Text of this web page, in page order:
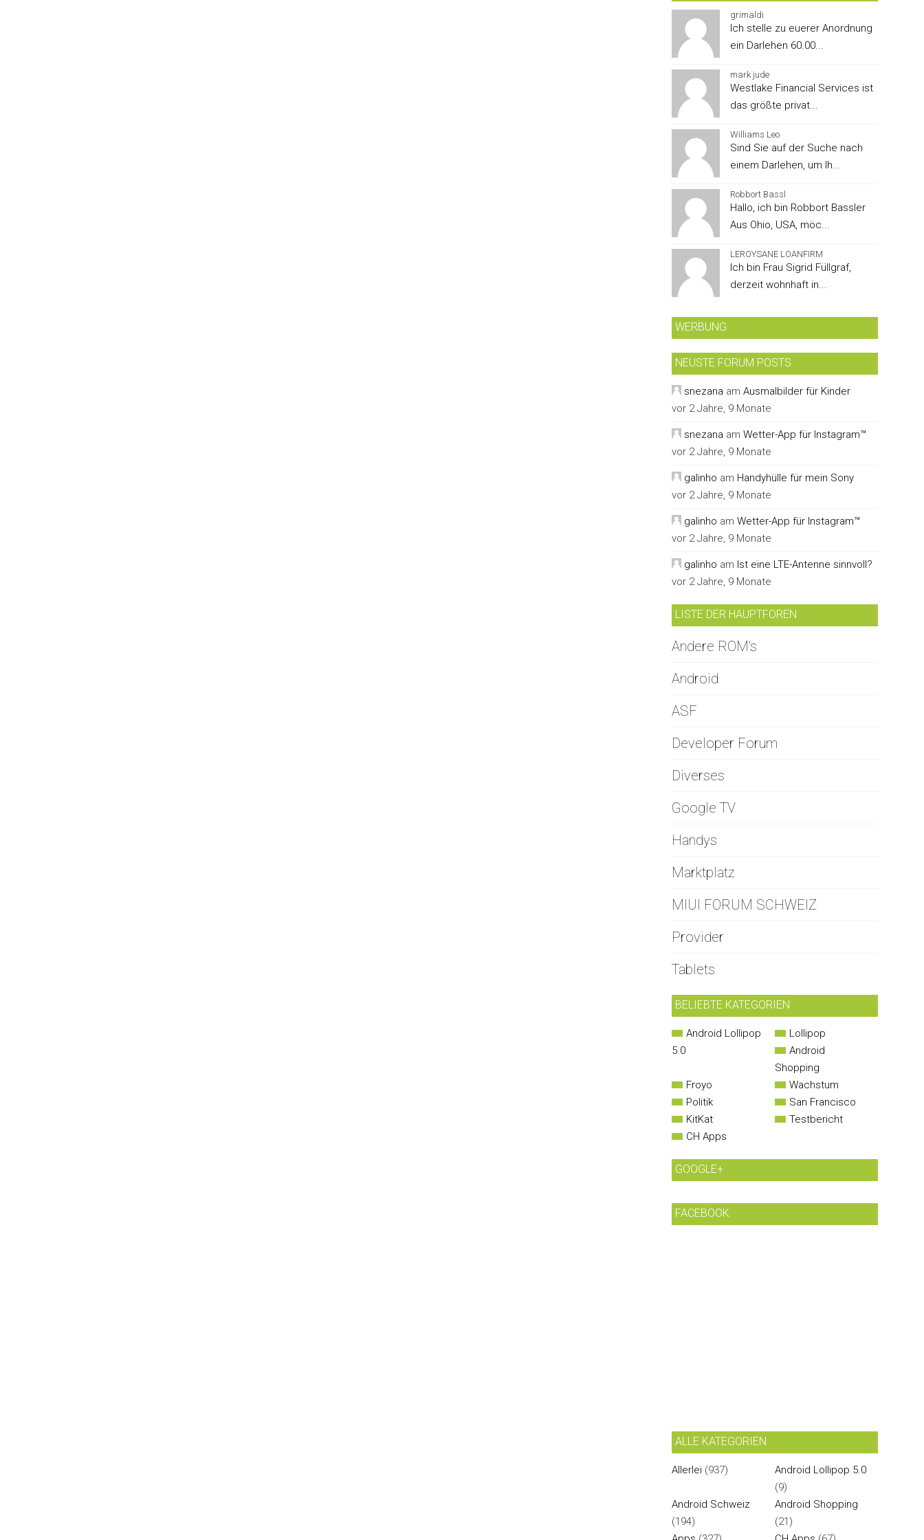
grimaldi
Ich stelle zu euerer Anordnung
ein Darlehen 60.00...
mark jude
Westlake Financial Services ist
das größte privat...
Williams Leo
Sind Sie auf der Suche nach
einem Darlehen, um Ih...
Robbort Bassl
Hallo, ich bin Robbort Bassler
Aus Ohio, USA, möc...
LEROYSANE LOANFIRM
Ich bin Frau Sigrid Füllgraf,
derzeit wohnhaft in...
WERBUNG
NEUSTE FORUM POSTS
snezana am Ausmalbilder für Kinder
vor 2 Jahre, 9 Monate
snezana am Wetter-App für Instagram™
vor 2 Jahre, 9 Monate
galinho am Handyhülle für mein Sony
vor 2 Jahre, 9 Monate
galinho am Wetter-App für Instagram™
vor 2 Jahre, 9 Monate
galinho am Ist eine LTE-Antenne sinnvoll?
vor 2 Jahre, 9 Monate
LISTE DER HAUPTFOREN
Andere ROM's
Android
ASF
Developer Forum
Diverses
Google TV
Handys
Marktplatz
MIUI FORUM SCHWEIZ
Provider
Tablets
BELIEBTE KATEGORIEN
Android Lollipop
5.0
Lollipop
Android
Shopping
Froyo
Wachstum
Politik
San Francisco
KitKat
Testbericht
CH Apps
GOOGLE+
FACEBOOK
ALLE KATEGORIEN
Allerlei (937)
Android Lollipop 5.0
(9)
Android Schweiz
(194)
Android Shopping
(21)